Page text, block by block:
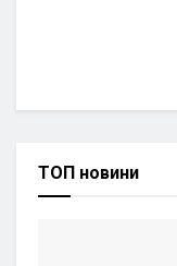
ТОП новини